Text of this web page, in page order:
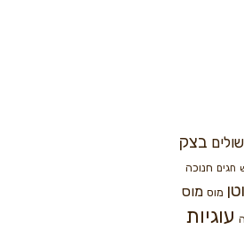
בצק
חגים חנוכה
מוס מוס
עוגיות